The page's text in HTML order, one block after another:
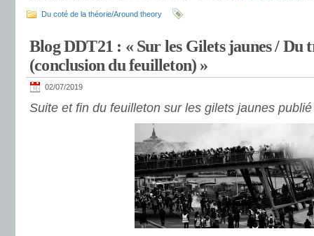
Du coté de la théorie/Around theory
Blog DDT21 : « Sur les Gilets jaunes / Du
(conclusion du feuilleton) »
02/07/2019
Suite et fin du feuilleton sur les gilets jaunes